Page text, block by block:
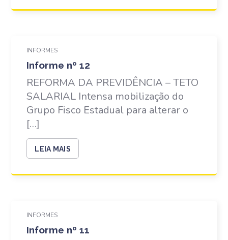
INFORMES
Informe nº 12
REFORMA DA PREVIDÊNCIA – TETO
SALARIAL Intensa mobilização do
Grupo Fisco Estadual para alterar o
[…]
LEIA MAIS
INFORMES
Informe nº 11